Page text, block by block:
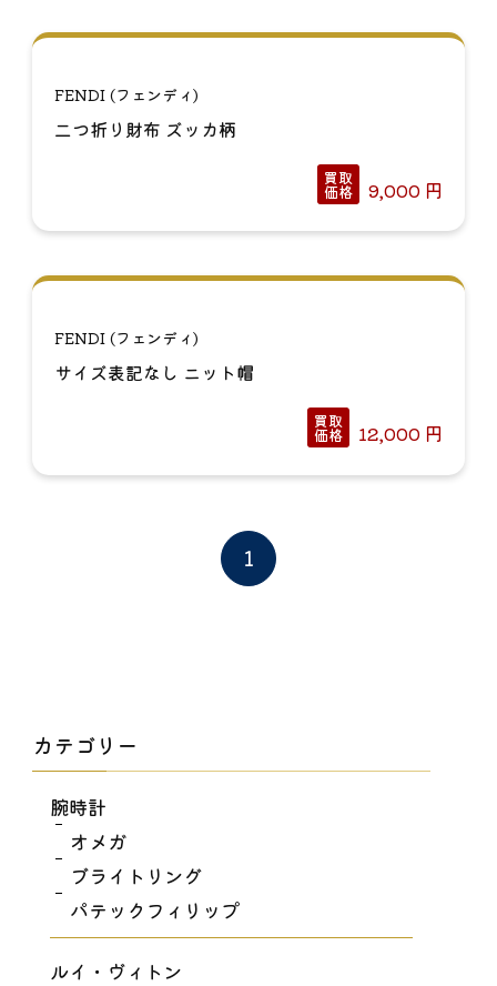
FENDI (フェンディ)
二つ折り財布 ズッカ柄
買取
価格 9,000 円
FENDI (フェンディ)
サイズ表記なし ニット帽
買取
価格 12,000 円
1
カテゴリー
腕時計
オメガ
ブライトリング
パテックフィリップ
ルイ・ヴィトン